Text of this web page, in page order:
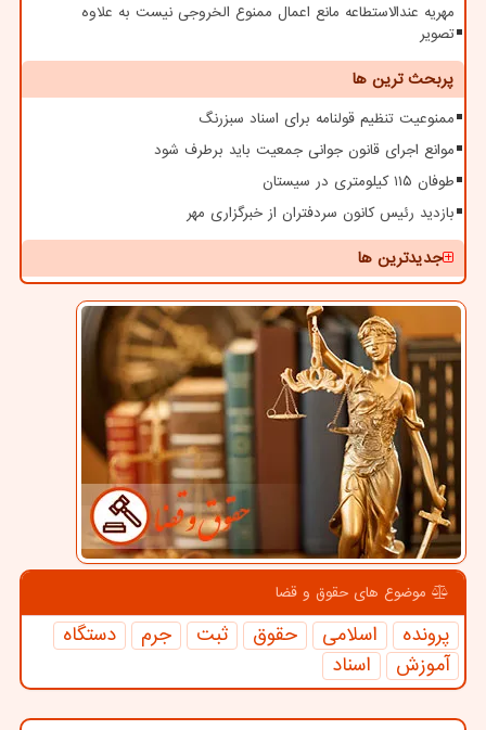
مهریه عندالاستطاعه مانع اعمال ممنوع الخروجی نیست به علاوه
تصویر
پربحث ترین ها
ممنوعیت تنظیم قولنامه برای اسناد سبزرنگ
موانع اجرای قانون جوانی جمعیت باید برطرف شود
طوفان ۱۱۵ کیلومتری در سیستان
بازدید رئیس کانون سردفتران از خبرگزاری مهر
جدیدترین ها
موضوع های حقوق و قضا
پرونده اسلامی حقوق ثبت جرم
دستگاه
آموزش
اسناد